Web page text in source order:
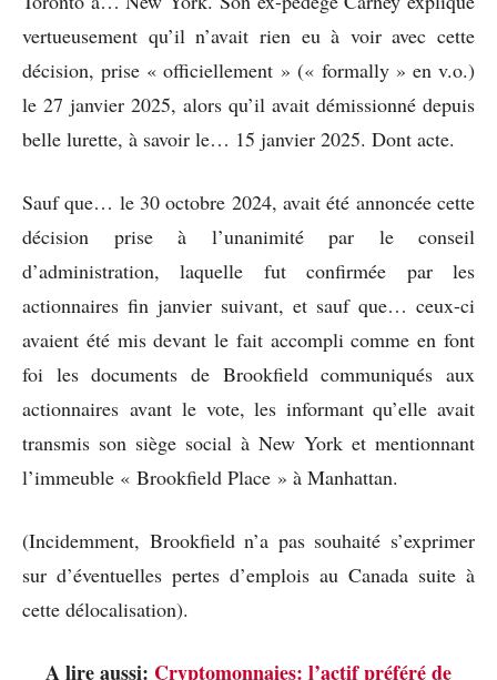
vertueusement qu’il n’avait rien eu à voir avec cette
décision, prise « officiellement » (« formally » en v.o.)
le 27 janvier 2025, alors qu’il avait démissionné depuis
belle lurette, à savoir le… 15 janvier 2025. Dont acte.
Sauf que… le 30 octobre 2024, avait été annoncée cette
décision prise à l’unanimité par le conseil
d’administration, laquelle fut confirmée par les
actionnaires fin janvier suivant, et sauf que… ceux-ci
avaient été mis devant le fait accompli comme en font
foi les documents de Brookfield communiqués aux
actionnaires avant le vote, les informant qu’elle avait
transmis son siège social à New York et mentionnant
l’immeuble « Brookfield Place » à Manhattan.
(Incidemment, Brookfield n’a pas souhaité s’exprimer
sur d’éventuelles pertes d’emplois au Canada suite à
cette délocalisation).
A lire aussi: Cryptomonnaies: l’actif préféré de